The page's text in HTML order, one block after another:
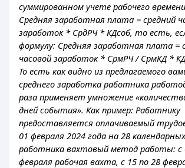
суммированном учете рабочего
Средняя заработная плата = средний
заработок * СрдРЧ * КДсоб, то есть,
формулу: Средняя заработная плата =
часовой заработок * СрмРЧ / СрмКД *
То есть как видно из предлагаемого
среднего заработка работника
раза применяет умножение
дней события». Как пример: Работнику
предоставляется оплачиваемый
01 февраля 2024 года на 28
работника вахтовый метод работы: с
февраля рабочая вахта, с 15 по 28